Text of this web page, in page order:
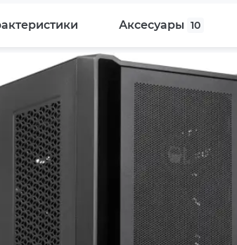
Аксесуары 10